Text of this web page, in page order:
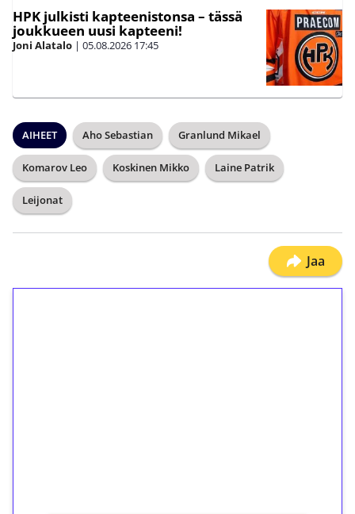
HPK julkisti kapteenistonsa – tässä
joukkueen uusi kapteeni!
Joni Alatalo | 05.08.2026 17:45
AIHEET Aho Sebastian Granlund Mikael
Komarov Leo Koskinen Mikko Laine Patrik
Leijonat
Jaa